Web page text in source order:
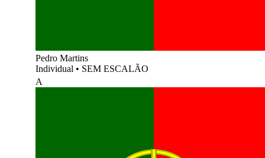
Pedro Martins
Individual • SEM ESCALÃO
A